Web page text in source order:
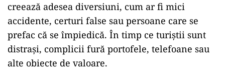
creează adesea diversiuni, cum ar fi mici
accidente, certuri false sau persoane care se
prefac că se împiedică. În timp ce turiștii sunt
distrași, complicii fură portofele, telefoane sau
alte obiecte de valoare.